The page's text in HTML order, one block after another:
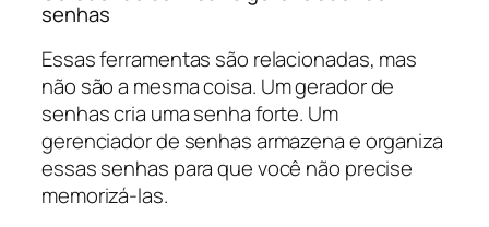
senhas
Essas ferramentas são relacionadas, mas
não são a mesma coisa. Um gerador de
senhas cria uma senha forte. Um
gerenciador de senhas armazena e organiza
essas senhas para que você não precise
memorizá-las.